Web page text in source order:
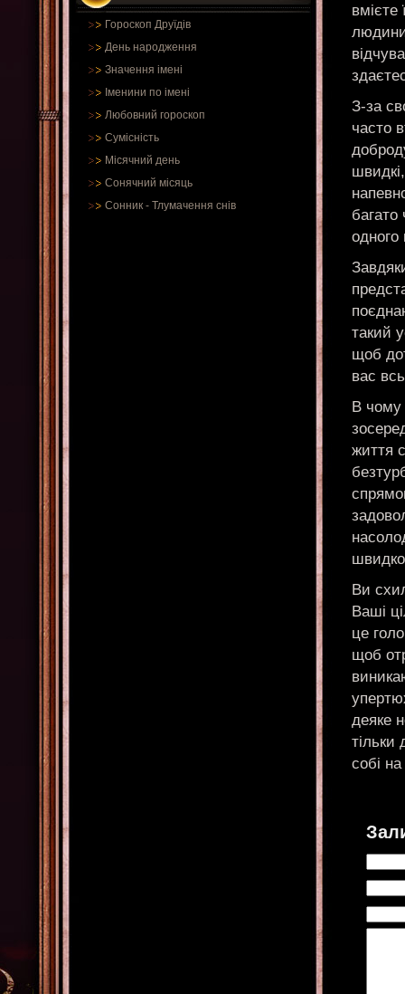
Гороскоп Друїдів
День народження
Значення імені
Іменини по імені
Любовний гороскоп
Сумісність
Місячний день
Сонячний місяць
Сонник - Тлумачення снів
вмієте
З-за
часто
багато
одного
такий
щоб
вас
В чому
життя
Ви
Ваші
це
щоб
деяке
тільки
собі